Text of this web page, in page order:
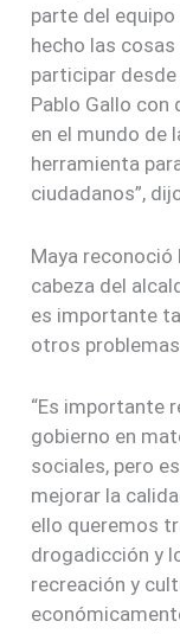
parte del equipo
hecho las
participar
Pablo Gallo con
en el mundo de
herramienta
ciudadanos”,
Maya reconoció
cabeza del
es importante
otros problemas
“Es importante
gobierno en
sociales, pero
mejorar la
ello queremos
drogadicción y
recreación y